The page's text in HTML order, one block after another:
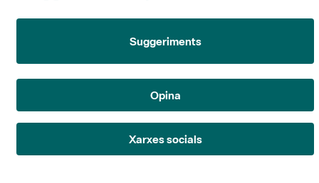
Suggeriments
Opina
Xarxes socials